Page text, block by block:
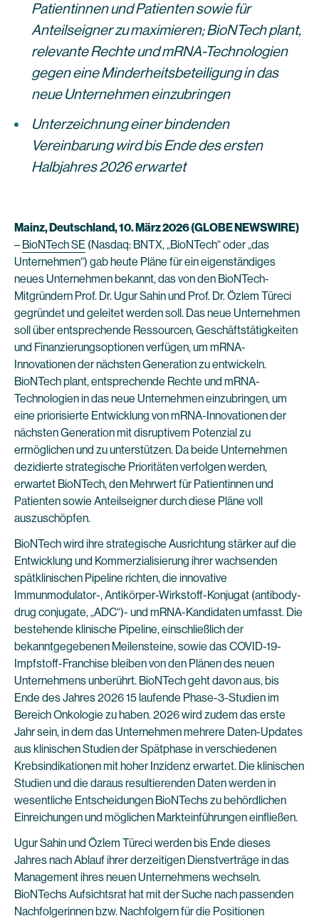
Patientinnen und Patienten sowie für
Anteilseigner zu maximieren; BioNTech plant,
relevante Rechte und mRNA-Technologien
gegen eine Minderheitsbeteiligung in das
neue Unternehmen einzubringen
Unterzeichnung einer bindenden
Vereinbarung wird bis Ende des ersten
Halbjahres 2026 erwartet
Mainz, Deutschland, 10. März 2026 (GLOBE NEWSWIRE)
– BioNTech SE (Nasdaq: BNTX, „BioNTech“ oder „das
Unternehmen“) gab heute Pläne für ein eigenständiges
neues Unternehmen bekannt, das von den BioNTech-
Mitgründern Prof. Dr. Ugur Sahin und Prof. Dr. Özlem Türeci
gegründet und geleitet werden soll. Das neue Unternehmen
soll über entsprechende Ressourcen, Geschäftstätigkeiten
und Finanzierungsoptionen verfügen, um mRNA-
Innovationen der nächsten Generation zu entwickeln.
BioNTech plant, entsprechende Rechte und mRNA-
Technologien in das neue Unternehmen einzubringen, um
eine priorisierte Entwicklung von mRNA-Innovationen der
nächsten Generation mit disruptivem Potenzial zu
ermöglichen und zu unterstützen. Da beide Unternehmen
dezidierte strategische Prioritäten verfolgen werden,
erwartet BioNTech, den Mehrwert für Patientinnen und
Patienten sowie Anteilseigner durch diese Pläne voll
auszuschöpfen.
BioNTech wird ihre strategische Ausrichtung stärker auf die
Entwicklung und Kommerzialisierung ihrer wachsenden
spätklinischen Pipeline richten, die innovative
Immunmodulator-, Antikörper-Wirkstoff-Konjugat (antibody-
drug conjugate, „ADC“)- und mRNA-Kandidaten umfasst. Die
bestehende klinische Pipeline, einschließlich der
bekanntgegebenen Meilensteine, sowie das COVID-19-
Impfstoff-Franchise bleiben von den Plänen des neuen
Unternehmens unberührt. BioNTech geht davon aus, bis
Ende des Jahres 2026 15 laufende Phase-3-Studien im
Bereich Onkologie zu haben. 2026 wird zudem das erste
Jahr sein, in dem das Unternehmen mehrere Daten-Updates
aus klinischen Studien der Spätphase in verschiedenen
Krebsindikationen mit hoher Inzidenz erwartet. Die klinischen
Studien und die daraus resultierenden Daten werden in
wesentliche Entscheidungen BioNTechs zu behördlichen
Einreichungen und möglichen Markteinführungen einfließen.
Ugur Sahin und Özlem Türeci werden bis Ende dieses
Jahres nach Ablauf ihrer derzeitigen Dienstverträge in das
Management ihres neuen Unternehmens wechseln.
BioNTechs Aufsichtsrat hat mit der Suche nach passenden
Nachfolgerinnen bzw. Nachfolgern für die Positionen